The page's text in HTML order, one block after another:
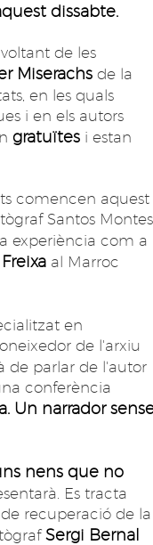
dissabte.
de les
Miserachs de la
en les quals
i en els autors
gratuïtes i estan
comencen aquest
Santos Montes
experiència com a
al Marroc
en
de l'arxiu
de parlar de l'autor
conferència
Un narrador
nens que no
Es tracta
recuperació de la
Sergi Bernal